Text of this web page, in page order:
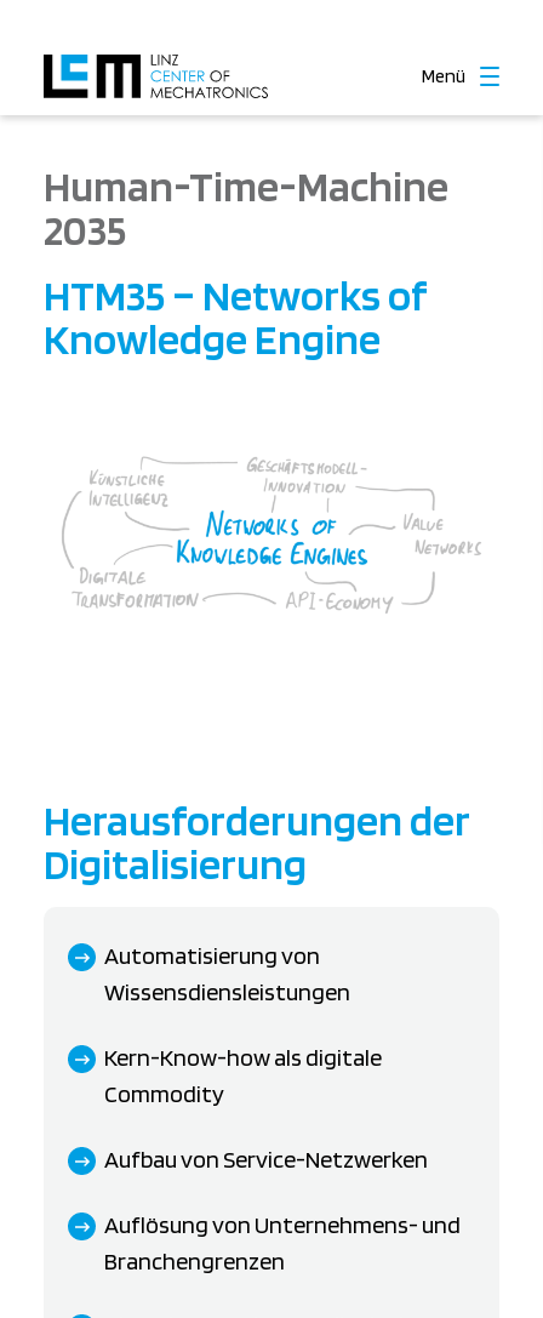
Menü
Human-Time-Machine
2035
HTM35 – Networks of
Knowledge Engine
Herausforderungen der
Digitalisierung
Automatisierung von
Wissensdiensleistungen
Kern-Know-how als digitale
Commodity
Aufbau von Service-Netzwerken
Auflösung von Unternehmens- und
Branchengrenzen